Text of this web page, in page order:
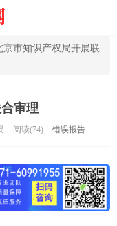
京市知识产权局开展联
审理
阅读(74) 错误报告